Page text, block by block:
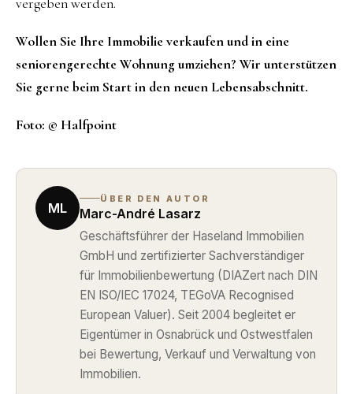
Wollen Sie Ihre Immobilie verkaufen und in eine
seniorengerechte Wohnung umziehen? Wir unterstützen
Sie gerne beim Start in den neuen Lebensabschnitt.
Foto: © Halfpoint
ML
ÜBER DEN AUTOR
Marc-André Lasarz
Geschäftsführer der Haseland Immobilien
GmbH und zertifizierter Sachverständiger
für Immobilienbewertung (DIAZert nach DIN
EN ISO/IEC 17024, TEGoVA Recognised
European Valuer). Seit 2004 begleitet er
Eigentümer in Osnabrück und Ostwestfalen
bei Bewertung, Verkauf und Verwaltung von
Immobilien.